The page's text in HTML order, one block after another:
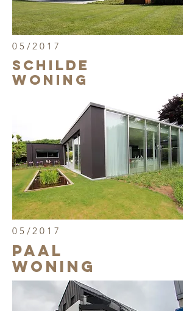
05/2017
SCHILDE
WONING
05/2017
PAAL
WONING